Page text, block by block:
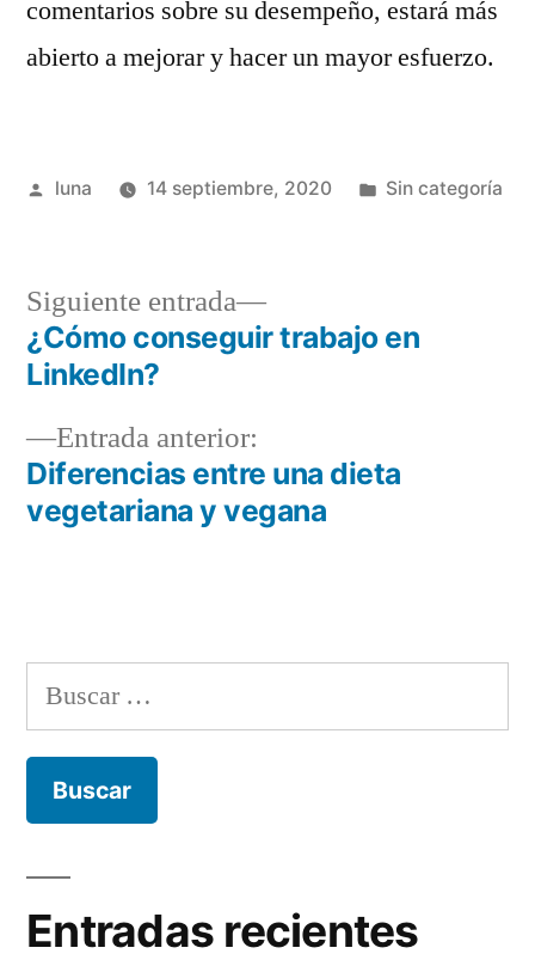
comentarios sobre su desempeño, estará más
abierto a mejorar y hacer un mayor esfuerzo.
Publicado
luna 14 septiembre, 2020
Publicada
Sin categoría
Navegación
entradas
Entrada anterior:
anterior:
Diferencias entre una dieta
vegetariana y vegana
Siguiente entrada
Siguiente
entrada:
¿Cómo conseguir trabajo en
LinkedIn?
Buscar:
Entradas recientes